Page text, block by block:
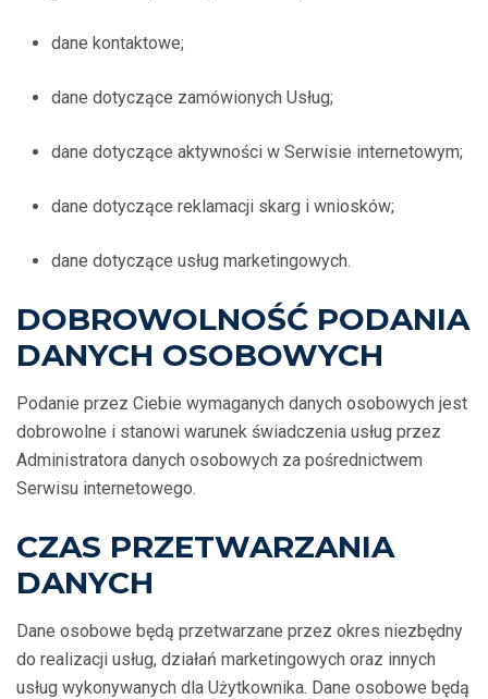
dane kontaktowe;
dane dotyczące zamówionych Usług;
dane dotyczące aktywności w Serwisie internetowym;
dane dotyczące reklamacji skarg i wniosków;
dane dotyczące usług marketingowych.
DOBROWOLNOŚĆ PODANIA
DANYCH OSOBOWYCH
Podanie przez Ciebie wymaganych danych osobowych jest
dobrowolne i stanowi warunek świadczenia usług przez
Administratora danych osobowych za pośrednictwem
Serwisu internetowego.
CZAS PRZETWARZANIA
DANYCH
Dane osobowe będą przetwarzane przez okres niezbędny
do realizacji usług, działań marketingowych oraz innych
usług wykonywanych dla Użytkownika. Dane osobowe będą